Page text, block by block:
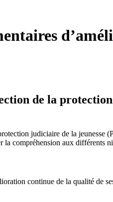
de la
judiciaire de la jeunesse
compréhension aux différents
continue de la qualité de